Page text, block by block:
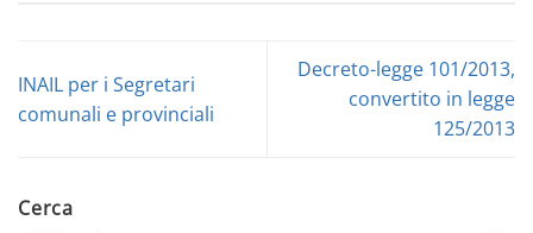
INAIL per i Segretari
comunali e provinciali
Decreto-legge 101/2013,
convertito in legge
125/2013
Cerca